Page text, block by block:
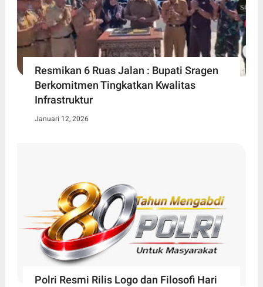
Resmikan 6 Ruas Jalan : Bupati Sragen
Berkomitmen Tingkatkan Kwalitas
Infrastruktur
Januari 12, 2026
Polri Resmi Rilis Logo dan Filosofi Hari